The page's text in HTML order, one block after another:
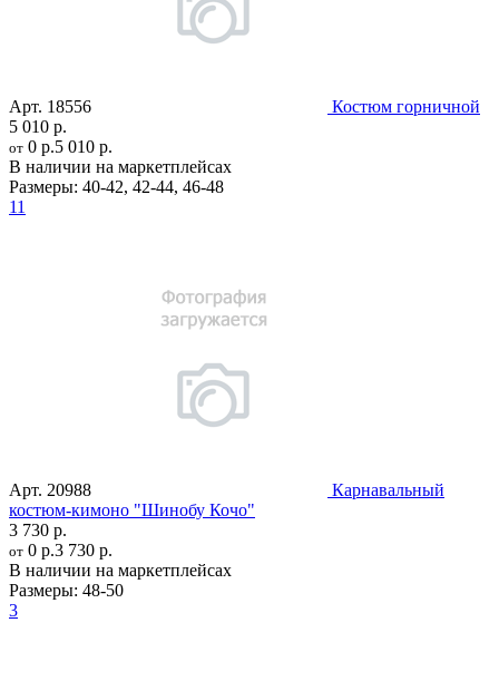
Арт. 18556
Костюм горничной
5 010 р.
от 0 р.5 010 р.
В наличии на маркетплейсах
Размеры: 40-42, 42-44, 46-48
11
Арт. 20988
Карнавальный
костюм-кимоно "Шинобу Кочо"
3 730 р.
от 0 р.3 730 р.
В наличии на маркетплейсах
Размеры: 48-50
3